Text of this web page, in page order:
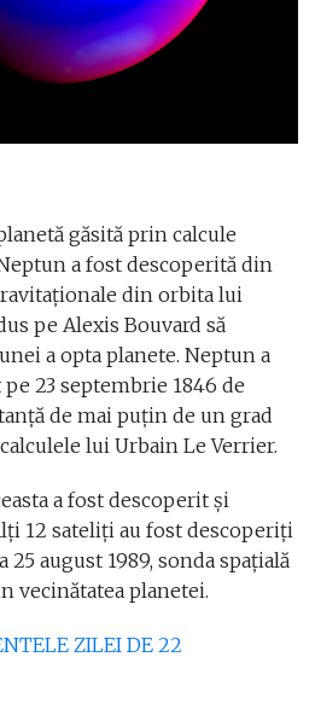
găsită prin calcule
a fost descoperită din
din orbita lui
pe Alexis Bouvard să
a opta planete. Neptun a
23 septembrie 1846 de
de mai puțin de un grad
lui Urbain Le Verrier.
a fost descoperit și
12 sateliți au fost descoperiți
25 august 1989, sonda spațială
vecinătatea planetei.
ZILEI DE 22